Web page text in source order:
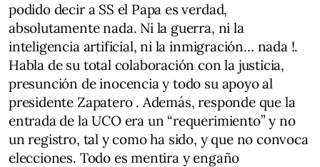
podido decir a SS el Papa es verdad,
absolutamente nada. Ni la guerra, ni la
inteligencia artificial, ni la inmigración… nada !.
Habla de su total colaboración con la justicia,
presunción de inocencia y todo su apoyo al
presidente Zapatero . Además, responde que la
entrada de la UCO era un “requerimiento” y no
un registro, tal y como ha sido, y que no convoca
elecciones. Todo es mentira y engaño